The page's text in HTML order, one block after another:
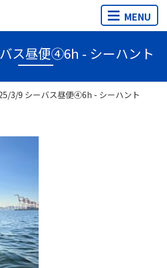
MENU
ス昼便④6h - シーハント
3/9 シーバス昼便④6h - シーハント